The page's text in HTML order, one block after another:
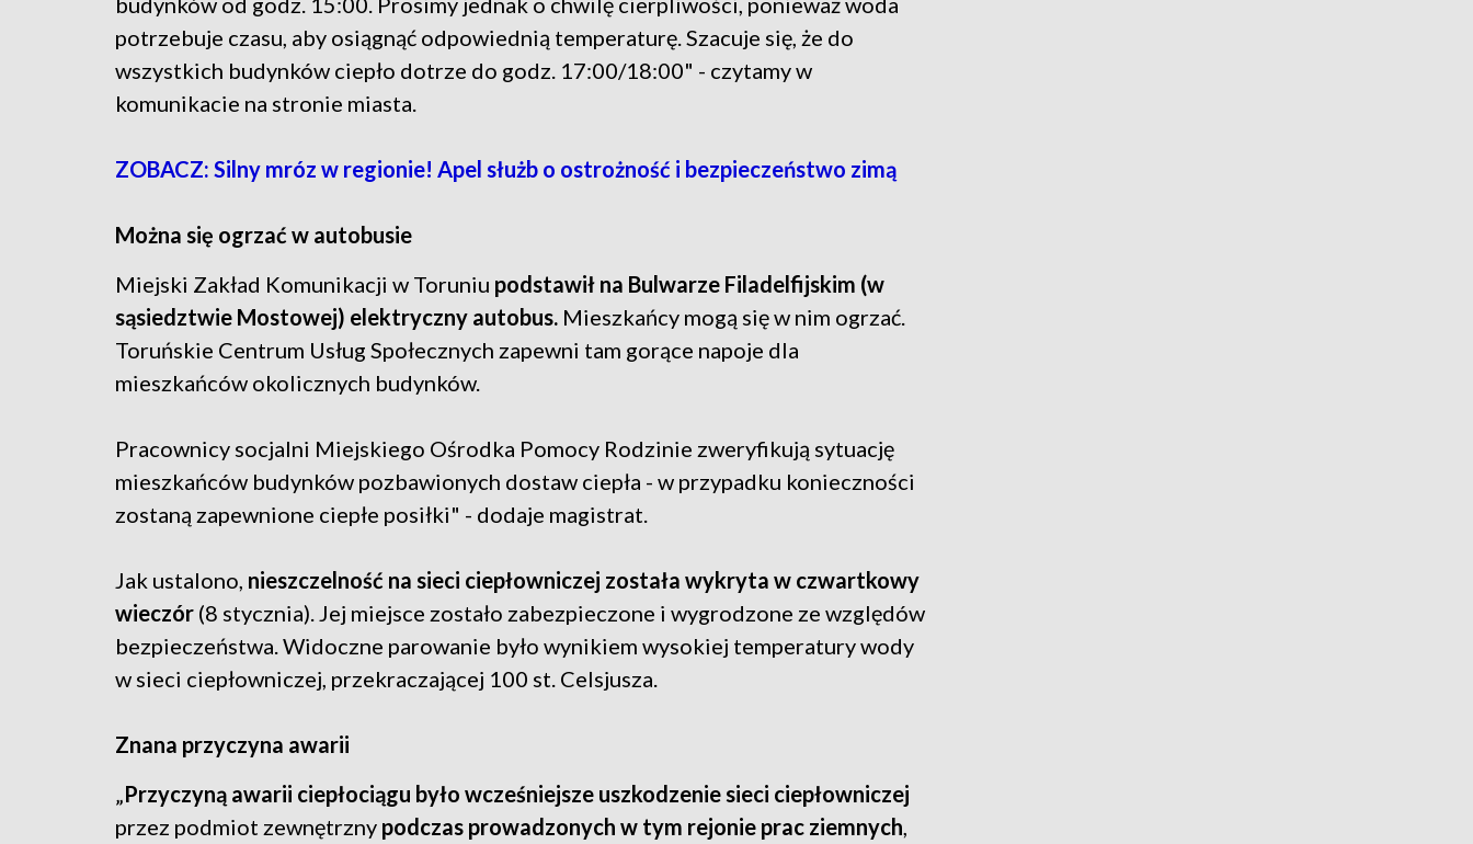
potrzebuje czasu, aby osiągnąć odpowiednią temperaturę. Szacuje się, że do
wszystkich budynków ciepło dotrze do godz. 17:00/18:00" - czytamy w
komunikacie na stronie miasta.
ZOBACZ: Silny mróz w regionie! Apel służb o ostrożność i bezpieczeństwo zimą
Można się ogrzać w autobusie
Miejski Zakład Komunikacji w Toruniu podstawił na Bulwarze Filadelfijskim (w
sąsiedztwie Mostowej) elektryczny autobus. Mieszkańcy mogą się w nim ogrzać.
Toruńskie Centrum Usług Społecznych zapewni tam gorące napoje dla
mieszkańców okolicznych budynków.
Pracownicy socjalni Miejskiego Ośrodka Pomocy Rodzinie zweryfikują sytuację
mieszkańców budynków pozbawionych dostaw ciepła - w przypadku konieczności
zostaną zapewnione ciepłe posiłki" - dodaje magistrat.
Jak ustalono, nieszczelność na sieci ciepłowniczej została wykryta w czwartkowy
wieczór (8 stycznia). Jej miejsce zostało zabezpieczone i wygrodzone ze względów
bezpieczeństwa. Widoczne parowanie było wynikiem wysokiej temperatury wody
w sieci ciepłowniczej, przekraczającej 100 st. Celsjusza.
Znana przyczyna awarii
„ Przyczyną awarii ciepłociągu było wcześniejsze uszkodzenie sieci ciepłowniczej
przez podmiot zewnętrzny podczas prowadzonych w tym rejonie prac ziemnych